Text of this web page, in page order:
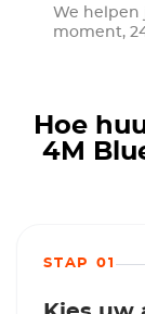
We helpen
moment,
Hoe
4M
STAP 01